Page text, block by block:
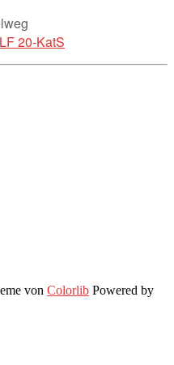
LF 20-KatS
von Colorlib Powered by